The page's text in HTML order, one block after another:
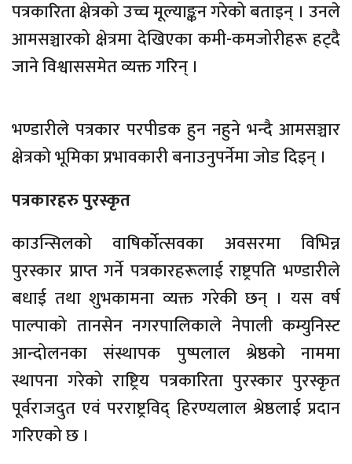
पत्रकारिता क्षेत्रको उच्च मूल्याङ्कन गरेको बताइन् । उनले
आमसञ्चारको क्षेत्रमा देखिएका कमी-कमजोरीहरू हट्दै
जाने विश्वाससमेत व्यक्त गरिन् ।
भण्डारीले पत्रकार परपीडक हुन नहुने भन्दै आमसञ्चार
क्षेत्रको भूमिका प्रभावकारी बनाउनुपर्नेमा जोड दिइन् ।
पत्रकारहरु पुरस्कृत
काउन्सिलको वाषिर्कोत्सवका अवसरमा विभिन्न
पुरस्कार प्राप्त गर्ने पत्रकारहरूलाई राष्ट्रपति भण्डारीले
बधाई तथा शुभकामना व्यक्त गरेकी छन् । यस वर्ष
पाल्पाको तानसेन नगरपालिकाले नेपाली कम्युनिस्ट
आन्दोलनका संस्थापक पुष्पलाल श्रेष्ठको नाममा
स्थापना गरेको राष्ट्रिय पत्रकारिता पुरस्कार पुरस्कृत
पूर्वराजदुत एवं परराष्ट्रविद् हिरण्यलाल श्रेष्ठलाई प्रदान
गरिएको छ ।